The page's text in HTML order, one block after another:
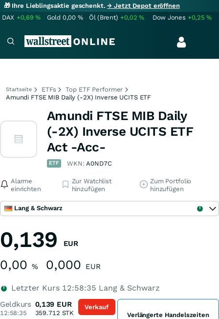
🎁 Ihre Lieblingsaktie geschenkt.→ Jetzt Depot eröffnen
DAX +0,69% Gold 0,00 % Öl (Brent) +0,02% Dow Jones +0,25%
Startseite ETFs
Top ETF Performer
Amundi FTSE MIB Daily (-2X) Inverse UCITS ETF
Amundi FTSE MIB Daily
(-2X) Inverse UCITS ETF
Act -Acc-
ETF WKN:A0ND7C
Alarme
einrichten
Zur Watchlist
hinzufügen
Zum Portfolio
hinzufügen
Lang & Schwarz
0,139 EUR
0,00 % 0,000 EUR
Letzter Kurs 12:58:35 Lang & Schwarz
Geldkurs
12:58:35
0,139 EUR
359.712 STK
Verkauf
Verlängerte Handelszeiten